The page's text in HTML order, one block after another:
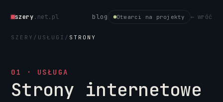
szery.net.pl blog Otwarci na projekty ← wróć
SZERY / USŁUGI / STRONY
01 · USŁUGA
Strony internetowe